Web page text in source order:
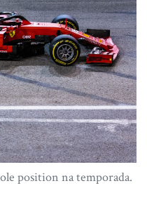
position na temporada.